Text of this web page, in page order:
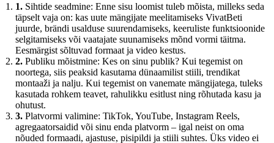
1. Sihtide seadmine: Enne sisu loomist tuleb mõista, milleks seda
täpselt vaja on: kas uute mängijate meelitamiseks VivatBeti
juurde, brändi usalduse suurendamiseks, keeruliste funktsioonide
selgitamiseks või vaatajate suunamiseks mõnd vormi täitma.
Eesmärgist sõltuvad formaat ja video kestus.
2. Publiku mõistmine: Kes on sinu publik? Kui tegemist on
noortega, siis peaksid kasutama dünaamilist stiili, trendikat
montaaži ja nalju. Kui tegemist on vanemate mängijatega, tuleks
kasutada rohkem teavet, rahulikku esitlust ning rõhutada kasu ja
ohutust.
3. Platvormi valimine: TikTok, YouTube, Instagram Reels,
agregaatorsaidid või sinu enda platvorm – igal neist on oma
nõuded formaadi, ajastuse, pisipildi ja stiili suhtes. Üks video ei